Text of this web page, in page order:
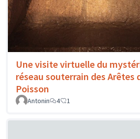
Une visite virtuelle du
réseau souterrain des Arêtes
Poisson
Antonin 4 1